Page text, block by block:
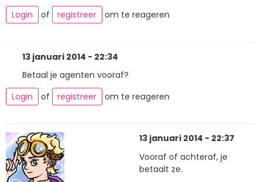
Login
of registreer om te reageren
13 januari 2014 - 22:34
Betaal je agenten vooraf?
Login
of registreer om te reageren
13 januari 2014 - 22:37
Vooraf of achteraf, je
betaalt ze.